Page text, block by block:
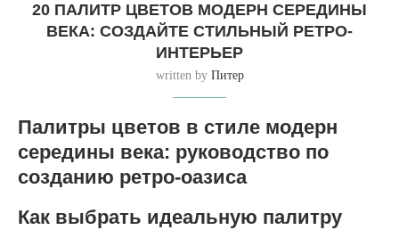
20 ПАЛИТР ЦВЕТОВ МОДЕРН СЕРЕДИНЫ
ВЕКА: СОЗДАЙТЕ СТИЛЬНЫЙ РЕТРО-
ИНТЕРЬЕР
written by Питер
Палитры цветов в стиле модерн
середины века: руководство по
созданию ретро-оазиса
Как выбрать идеальную палитру